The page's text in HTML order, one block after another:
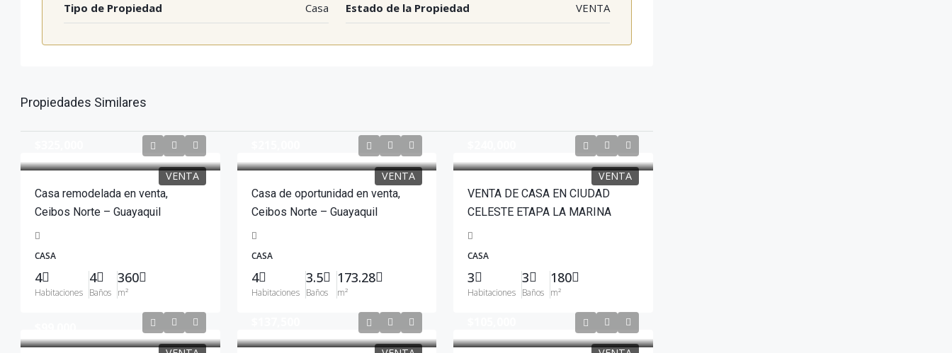
Tipo de Propiedad Casa Estado de la Propiedad VENTA
Propiedades Similares
VENTA
Casa remodelada en venta,
Ceibos Norte – Guayaquil
CASA
4
Habitaciones
4
Baños
360
m²
VENTA
Casa de oportunidad en venta,
Ceibos Norte – Guayaquil
CASA
4
Habitaciones
3.5
Baños
173.28
m²
VENTA
VENTA DE CASA EN CIUDAD
CELESTE ETAPA LA MARINA
CASA
3
Habitaciones
3
Baños
180
m²